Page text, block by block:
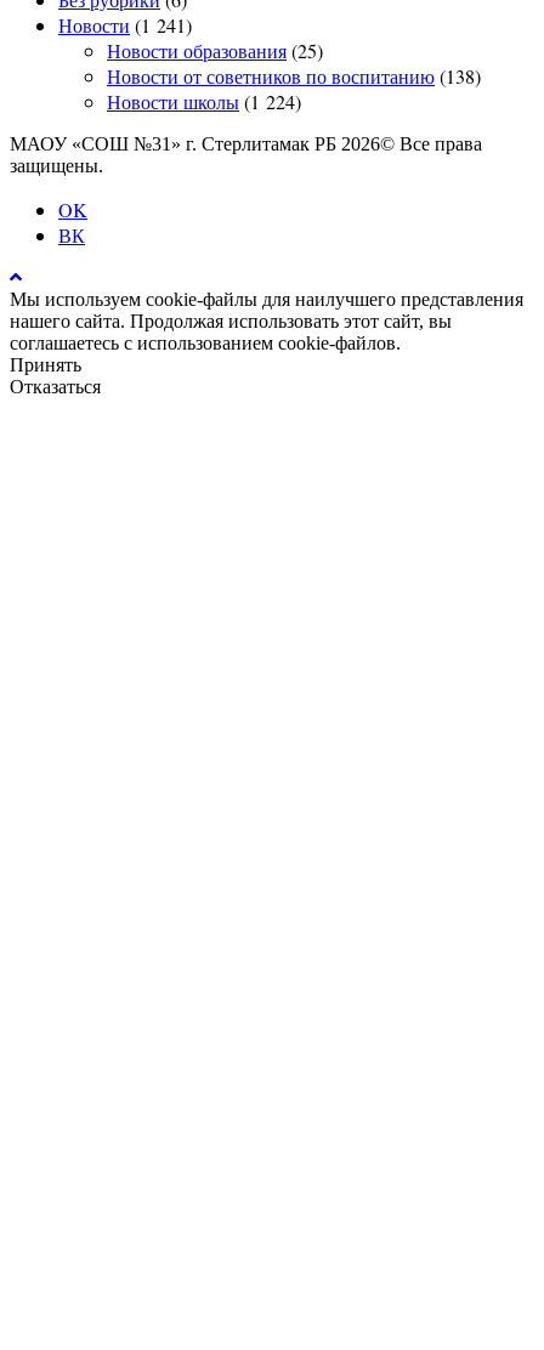
Новости (1 241)
Новости образования(25)
Новости от советников по воспитанию(138)
Новости школы(1 224)
МАОУ «СОШ №31» г. Стерлитамак РБ 2026© Все права
защищены.
OK
ВК
Мы используем cookie-файлы для наилучшего представления
нашего сайта. Продолжая использовать этот сайт, вы
соглашаетесь с использованием cookie-файлов.
Принять
Отказаться